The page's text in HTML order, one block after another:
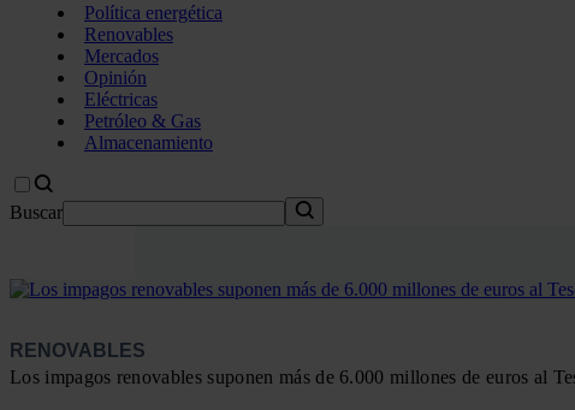
Política energética
Renovables
Mercados
Opinión
Eléctricas
Petróleo & Gas
Almacenamiento
Buscar
RENOVABLES
Los impagos renovables suponen más de 6.000 millones de euros al